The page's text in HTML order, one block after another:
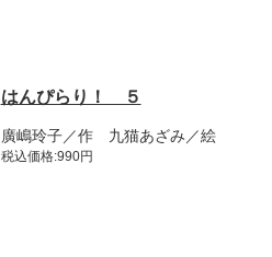
はんぴらり！ ５
廣嶋玲子／作 九猫あざみ／絵
税込価格:990円